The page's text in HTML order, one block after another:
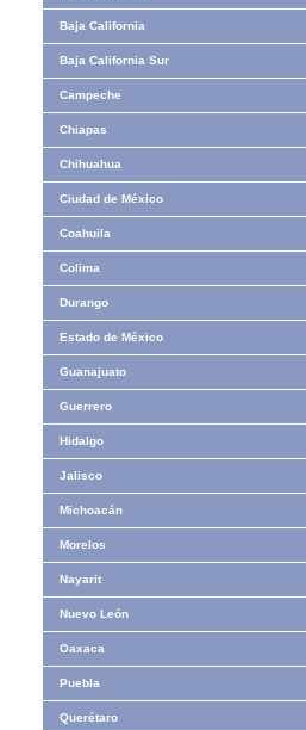
Baja California
Baja California Sur
Campeche
Chiapas
Chihuahua
Ciudad de México
Coahuila
Colima
Durango
Estado de México
Guanajuato
Guerrero
Hidalgo
Jalisco
Michoacán
Morelos
Nayarit
Nuevo León
Oaxaca
Puebla
Querétaro